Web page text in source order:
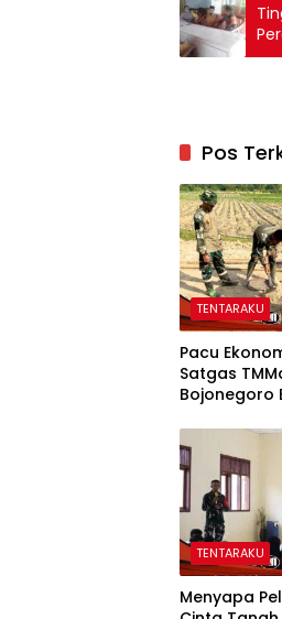
Pos
TENTARAKU
Pacu
Satgas
Bojonegoro
TENTARAKU
Menyapa